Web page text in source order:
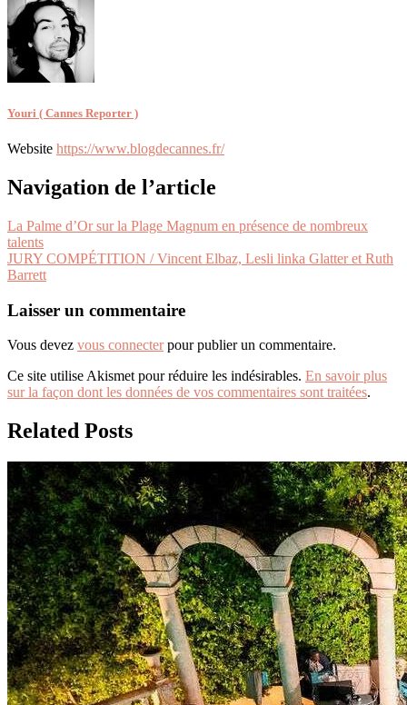
Youri ( Cannes Reporter )
Website https://www.blogdecannes.fr/
Navigation de l’article
La Palme d’Or sur la Plage Magnum en présence de nombreux
talents
JURY COMPÉTITION / Vincent Elbaz, Lesli linka Glatter et Ruth
Barrett
Laisser un commentaire
Vous devez vous connecterpour publier un commentaire.
Ce site utilise Akismet pour réduire les indésirables. En savoir plus
sur la façon dont les données de vos commentaires sont traitées.
Related Posts